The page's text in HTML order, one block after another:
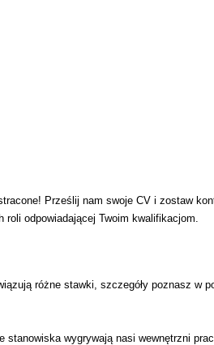
Prześlij nam swoje CV i zostaw
odpowiadającej Twoim kwalifikacjom.
różne stawki, szczegóły poznasz w
wygrywają nasi wewnętrzni